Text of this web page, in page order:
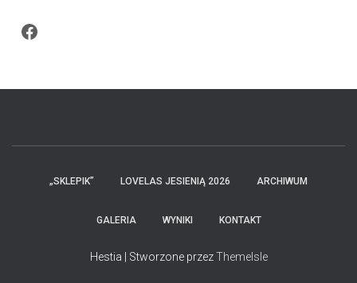
Facebook
„SKLEPIK” LOVELAS JESIENIĄ 2026 ARCHIWUM
GALERIA WYNIKI KONTAKT
Hestia | Stworzone przezThemeIsle